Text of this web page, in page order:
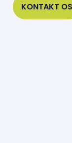
KONTAKT OS